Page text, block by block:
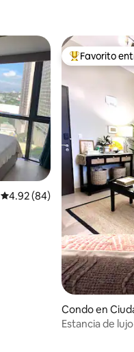
Calificación promedio: 4.92
4.92 (84)
Favorito entre
Favorito
Condo en
Estancia de